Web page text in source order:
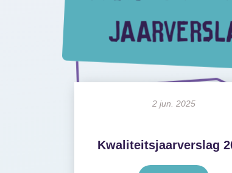
Kwaliteitsjaarverslag
2 jun. 2025